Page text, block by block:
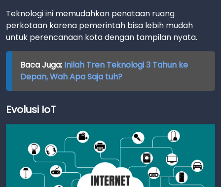
Teknologi ini memudahkan penataan ruang
perkotaan karena pemerintah bisa lebih mudah
untuk perencanaan kota dengan tampilan nyata.
Baca Juga: Inilah Tren Teknologi 3 Tahun ke
Depan, Wah Apa Saja tuh?
Evolusi IoT